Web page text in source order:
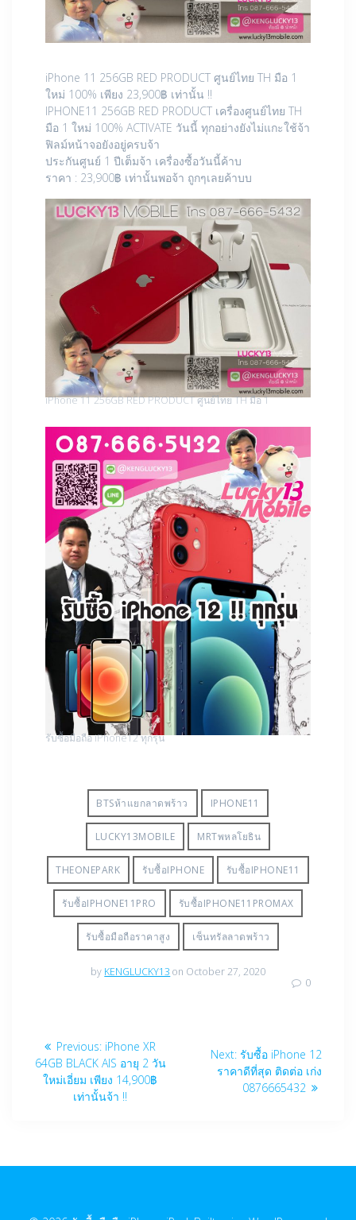
iPhone 11 256GB RED PRODUCT ศูนย์ไทย TH มือ 1
ใหม่ 100% เพียง 23,900฿ เท่านั้น !!
IPHONE11 256GB RED PRODUCT เครื่องศูนย์ไทย TH
มือ 1 ใหม่ 100% ACTIVATE วันนี้ ทุกอย่างยังไม่แกะใช้จ้า
ฟิลม์หน้าจอยังอยู่ครบจ้า
ประกันศูนย์ 1 ปีเต็มจ้า เครื่องซื้อวันนี้ค้าบ
ราคา : 23,900฿ เท่านั้นพอจ้า ถูกๆเลยค้าบบ
iPhone 11 256GB RED PRODUCT ศูนย์ไทย TH มือ 1
รับซื้อมือถือ iPhone12 ทุกรุ่น
BTSห้าแยกลาดพร้าว IPHONE11
LUCKY13MOBILE MRTพหลโยธิน
THEONEPARK รับซื้อIPHONE รับซื้อIPHONE11
รับซื้อIPHONE11PRO รับซื้อIPHONE11PROMAX
รับซื้อมือถือราคาสูง เซ็นทรัลลาดพร้าว
by KENGLUCKY13 on October 27, 2020
0
Post
navigation
Previous: Previous
post:
iPhone XR
64GB BLACK AIS อายุ 2 วัน
ใหม่เอี่ยม เพียง 14,900฿
เท่านั้นจ้า !!
Next: Next
post:
รับซื้อ iPhone 12
ราคาดีที่สุด ติดต่อ เก่ง
0876665432